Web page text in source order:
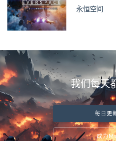
永恒空间
我们每天
每日更
成为